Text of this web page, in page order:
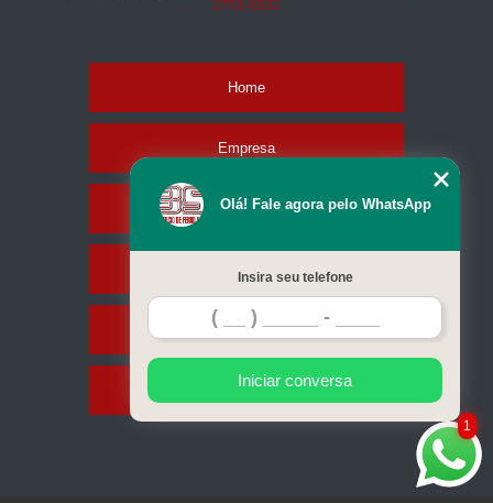
2753-0832
Home
Empresa
Missão
Serviços
Contato
Mapa do site
1
Olá! Fale agora pelo WhatsApp
Insira seu telefone
Iniciar conversa